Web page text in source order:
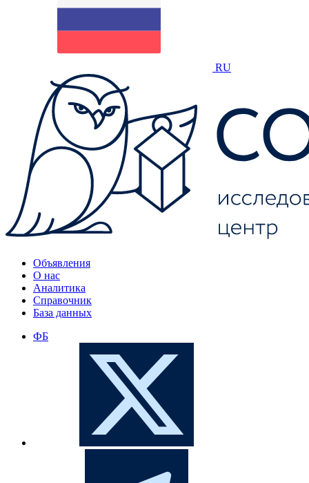
RU
Объявления
О нас
Аналитика
Справочник
База данных
ФБ